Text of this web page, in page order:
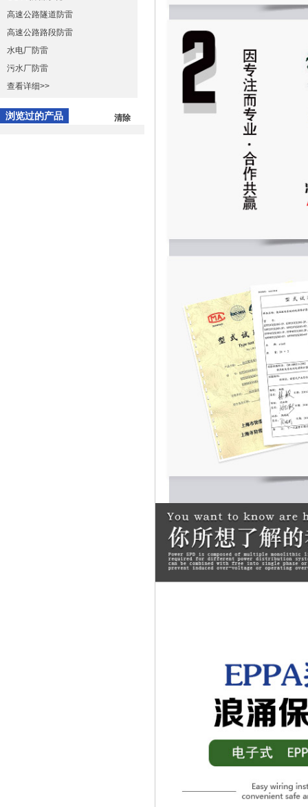
高速公路隧道防雷
高速公路路段防雷
水电厂防雷
污水厂防雷
查看详细>>
浏览过的产品 清除